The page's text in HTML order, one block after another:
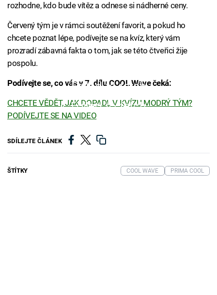
rozhodne, kdo bude vítěz a odnese si nádherné ceny.
Červený tým je v rámci soutěžení favorit, a pokud ho
chcete poznat lépe, podívejte se na kvíz, který vám
prozradí zábavná fakta o tom, jak se této čtveřici žije
pospolu.
Failed to fetch
Podívejte se, co vás v 7. dílu COOL Wave čeká:
Failed to fetch
CHCETE VĚDĚT, JAK DOPADL V KVÍZU MODRÝ TÝM?
PODÍVEJTE SE NA VIDEO
SDÍLEJTE ČLÁNEK
ŠTÍTKY COOL WAVE PRIMA COOL